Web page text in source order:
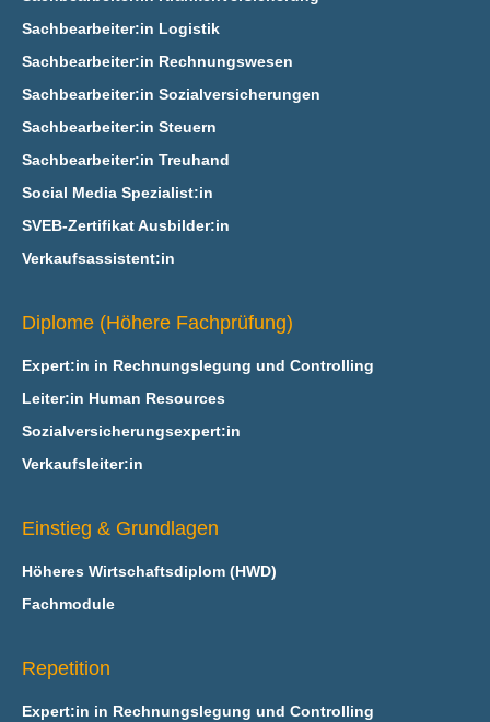
Sachbearbeiter:in Logistik
Sachbearbeiter:in Rechnungswesen
Sachbearbeiter:in Sozialversicherungen
Sachbearbeiter:in Steuern
Sachbearbeiter:in Treuhand
Social Media Spezialist:in
SVEB-Zertifikat Ausbilder:in
Verkaufsassistent:in
Diplome (Höhere Fachprüfung)
Expert:in in Rechnungslegung und Controlling
Leiter:in Human Resources
Sozialversicherungsexpert:in
Verkaufsleiter:in
Einstieg & Grundlagen
Höheres Wirtschaftsdiplom (HWD)
Fachmodule
Repetition
Expert:in in Rechnungslegung und Controlling